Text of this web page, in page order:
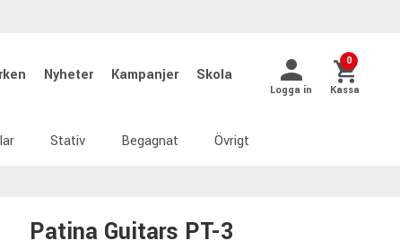
Nyheter Kampanjer Skola
Logga in
0
Kassa
Stativ Begagnat Övrigt
Patina Guitars PT-3